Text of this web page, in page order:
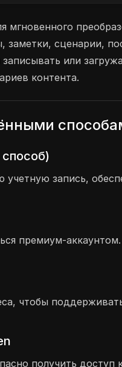
мгновенного
сценарии,
или
контента.
запись,
премиум-
чтобы
получить доступ